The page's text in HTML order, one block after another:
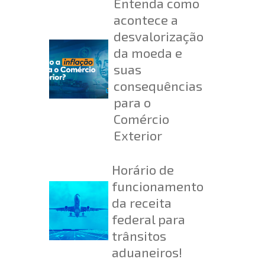
acontece a
desvalorização
da moeda e
suas
consequências
para o
Comércio
Exterior
Horário de
funcionamento
da receita
federal para
trânsitos
aduaneiros!